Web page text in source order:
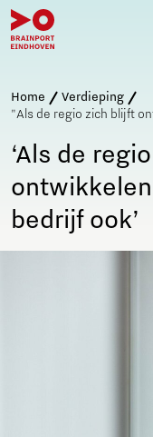
Home
Verdieping
"Als de regio zich blijft
‘Als de
bedrijf ook’